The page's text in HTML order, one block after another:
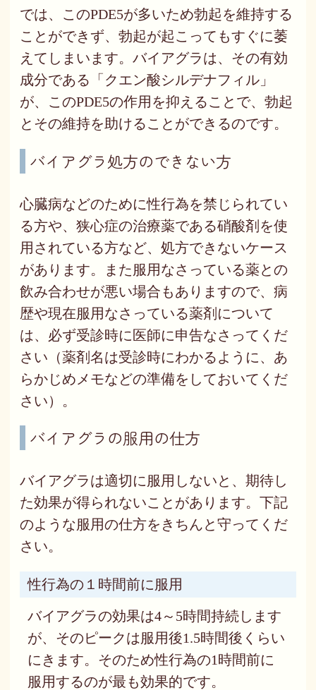
では、このPDE5が多いため勃起を維持する
ことができず、勃起が起こってもすぐに萎
えてしまいます。バイアグラは、その有効
成分である「クエン酸シルデナフィル」
が、このPDE5の作用を抑えることで、勃起
とその維持を助けることができるのです。
バイアグラ処方のできない方
心臓病などのために性行為を禁じられてい
る方や、狭心症の治療薬である硝酸剤を使
用されている方など、処方できないケース
があります。また服用なさっている薬との
飲み合わせが悪い場合もありますので、病
歴や現在服用なさっている薬剤について
は、必ず受診時に医師に申告なさってくだ
さい（薬剤名は受診時にわかるように、あ
らかじめメモなどの準備をしておいてくだ
さい）。
バイアグラの服用の仕方
バイアグラは適切に服用しないと、期待し
た効果が得られないことがあります。下記
のような服用の仕方をきちんと守ってくだ
さい。
性行為の１時間前に服用
バイアグラの効果は4～5時間持続します
が、そのピークは服用後1.5時間後くらい
にきます。そのため性行為の1時間前に
服用するのが最も効果的です。